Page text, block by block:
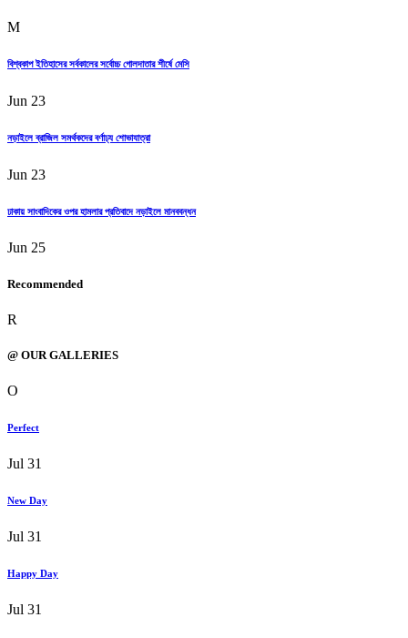
M
বিশ্বকাপ ইতিহাসের সর্বকালের সর্বোচ্চ গোলদাতার শীর্ষে মেসি
Jun 23
নড়াইলে ব্রাজিল সমর্থকদের বর্ণাঢ্য শোভাযাত্রা
Jun 23
ঢাকায় সাংবাদিকের ওপর হামলার প্রতিবাদে নড়াইলে মানববন্ধন
Jun 25
Recommended
R
@ OUR GALLERIES
O
Perfect
Jul 31
New Day
Jul 31
Happy Day
Jul 31